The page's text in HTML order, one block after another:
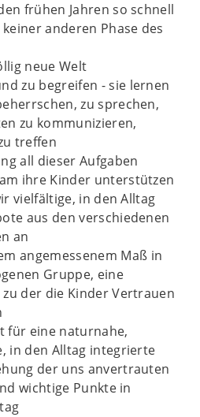
frühen Jahren so schnell
anderen Phase des
neue Welt
zu begreifen - sie lernen
zu sprechen,
zu kommunizieren,
treffen
all dieser Aufgaben
ihre Kinder unterstützen
vielfältige, in den Alltag
aus den verschiedenen
an
angemessenem Maß in
Gruppe, eine
zu der die Kinder Vertrauen
für eine naturnahe,
in den Alltag integrierte
der uns anvertrauten
wichtige Punkte in